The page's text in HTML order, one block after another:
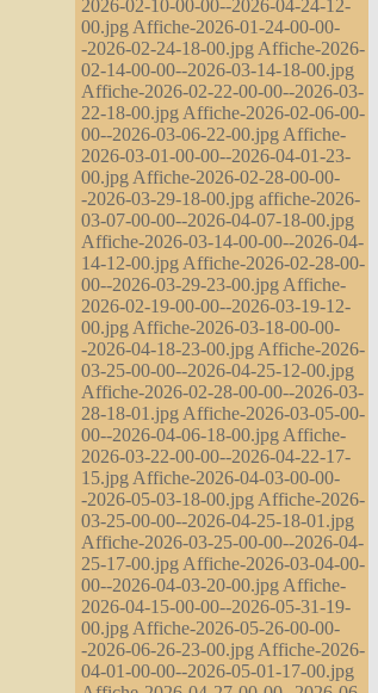
2026-02-10-00-00--2026-04-24-12-
00.jpg Affiche-2026-01-24-00-00-
-2026-02-24-18-00.jpg Affiche-2026-
02-14-00-00--2026-03-14-18-00.jpg
Affiche-2026-02-22-00-00--2026-03-
22-18-00.jpg Affiche-2026-02-06-00-
00--2026-03-06-22-00.jpg Affiche-
2026-03-01-00-00--2026-04-01-23-
00.jpg Affiche-2026-02-28-00-00-
-2026-03-29-18-00.jpg affiche-2026-
03-07-00-00--2026-04-07-18-00.jpg
Affiche-2026-03-14-00-00--2026-04-
14-12-00.jpg Affiche-2026-02-28-00-
00--2026-03-29-23-00.jpg Affiche-
2026-02-19-00-00--2026-03-19-12-
00.jpg Affiche-2026-03-18-00-00-
-2026-04-18-23-00.jpg Affiche-2026-
03-25-00-00--2026-04-25-12-00.jpg
Affiche-2026-02-28-00-00--2026-03-
28-18-01.jpg Affiche-2026-03-05-00-
00--2026-04-06-18-00.jpg Affiche-
2026-03-22-00-00--2026-04-22-17-
15.jpg Affiche-2026-04-03-00-00-
-2026-05-03-18-00.jpg Affiche-2026-
03-25-00-00--2026-04-25-18-01.jpg
Affiche-2026-03-25-00-00--2026-04-
25-17-00.jpg Affiche-2026-03-04-00-
00--2026-04-03-20-00.jpg Affiche-
2026-04-15-00-00--2026-05-31-19-
00.jpg Affiche-2026-05-26-00-00-
-2026-06-26-23-00.jpg Affiche-2026-
04-01-00-00--2026-05-01-17-00.jpg